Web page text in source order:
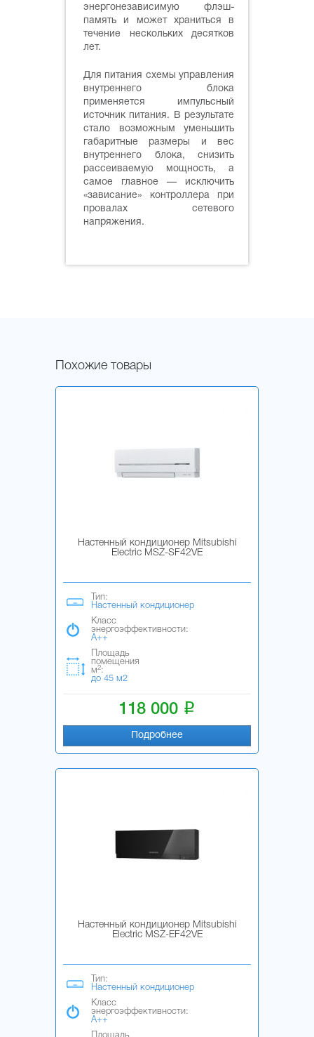
энергонезависимую флэш-
память и может храниться в
течение нескольких десятков
лет.
Для питания схемы управления
внутреннего блока
применяется импульсный
источник питания. В результате
стало возможным уменьшить
габаритные размеры и вес
внутреннего блока, снизить
рассеиваемую мощность, а
самое главное — исключить
«зависание» контроллера при
провалах сетевого
напряжения.
Похожие товары
Настенный кондиционер Mitsubishi
Electric MSZ-SF42VE
Тип:
Настенный кондиционер
Класс
энергоэффективности:
A++
Площадь
помещения
м 2:
до 45 м2
118 000 i
Подробнее
Настенный кондиционер Mitsubishi
Electric MSZ-EF42VE
Тип:
Настенный кондиционер
Класс
энергоэффективности:
A++